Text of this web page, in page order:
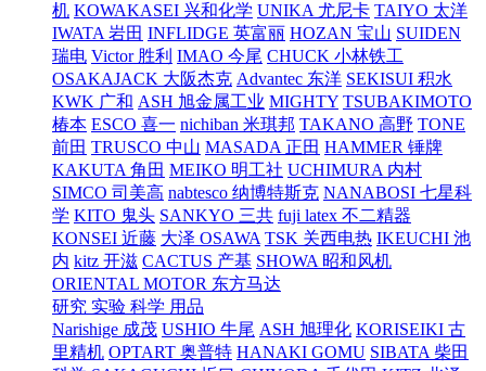
机 KOWAKASEI 兴和化学 UNIKA 尤尼卡 TAIYO 太洋
IWATA 岩田 INFLIDGE 英富丽 HOZAN 宝山 SUIDEN
瑞电 Victor 胜利 IMAO 今尾 CHUCK 小林铁工
OSAKAJACK 大阪杰克 Advantec 东洋 SEKISUI 积水
KWK 广和 ASH 旭金属工业 MIGHTY TSUBAKIMOTO
椿本 ESCO 喜一 nichiban 米琪邦 TAKANO 高野 TONE
前田 TRUSCO 中山 MASADA 正田 HAMMER 锤牌
KAKUTA 角田 MEIKO 明工社 UCHIMURA 内村
SIMCO 司美高 nabtesco 纳博特斯克 NANABOSI 七星科
学 KITO 鬼头 SANKYO 三共 fuji latex 不二精器
KONSEI 近藤 大泽 OSAWA TSK 关西电热 IKEUCHI 池
内 kitz 开滋 CACTUS 产基 SHOWA 昭和风机
ORIENTAL MOTOR 东方马达
研究 实验 科学 用品
Narishige 成茂 USHIO 牛尾 ASH 旭理化 KORISEIKI 古
里精机 OPTART 奥普特 HANAKI GOMU SIBATA 柴田